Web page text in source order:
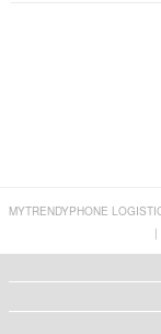
MYTRENDYPHONE
|